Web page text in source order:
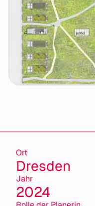
Ort
Dresden
Jahr
2024